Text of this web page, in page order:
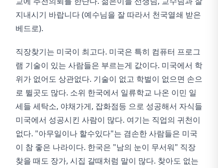
지내시기 바랍니다 (예수님을 잘 따라서 천국열쇄 받은
베드로).
직장찾기는 미국이 최고다. 미국은 특히 컴퓨터 프로그
램 기술이 있는 사람들은 부르는게 값이다. 미국에서 학
위가 없어도 상관없다. 기술이 없고 학벌이 없으면 손으
로 뛸곳도 많다. 소위 한국에서 일류학교 나온 이민 일
세들 세탁소, 야채가게, 잡화점등 으로 성공해서 자식들
미국에서 성공시킨 사람이 많다. 여기는 직업의 귀천이
없다. "아무일이나 할수있다"는 겸손한 사람들은 미국
이 참 좋은 나라이다. 한국은 "남의 눈이 무서워" 직장
찾을 때도 장가, 시집 갈때처럼 말이 많다. 찾아도 없는